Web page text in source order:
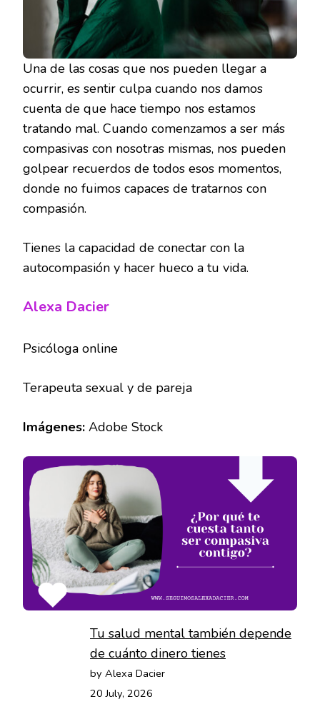
Una de las cosas que nos pueden llegar a
ocurrir, es sentir culpa cuando nos damos
cuenta de que hace tiempo nos estamos
tratando mal. Cuando comenzamos a ser más
compasivas con nosotras mismas, nos pueden
golpear recuerdos de todos esos momentos,
donde no fuimos capaces de tratarnos con
compasión.
Tienes la capacidad de conectar con la
autocompasión y hacer hueco a tu vida.
Alexa Dacier
Psicóloga online
Terapeuta sexual y de pareja
Imágenes: Adobe Stock
Tu salud mental también depende
de cuánto dinero tienes
by Alexa Dacier
20 July, 2026